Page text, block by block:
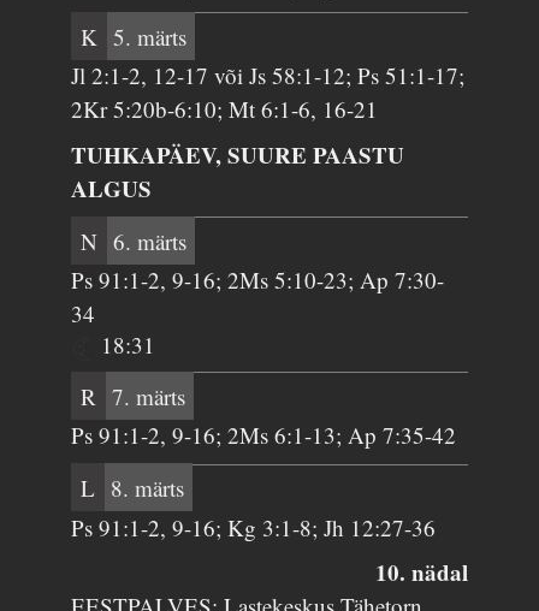
K 5. märts
Jl 2:1-2, 12-17 või Js 58:1-12; Ps 51:1-17;
2Kr 5:20b-6:10; Mt 6:1-6, 16-21
TUHKAPÄEV, SUURE PAASTU
ALGUS
N 6. märts
Ps 91:1-2, 9-16; 2Ms 5:10-23; Ap 7:30-
34
18:31
R 7. märts
Ps 91:1-2, 9-16; 2Ms 6:1-13; Ap 7:35-42
L 8. märts
Ps 91:1-2, 9-16; Kg 3:1-8; Jh 12:27-36
10. nädal